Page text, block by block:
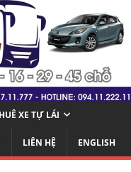
XE TỰ LÁI
LIÊN HỆ ENGLISH